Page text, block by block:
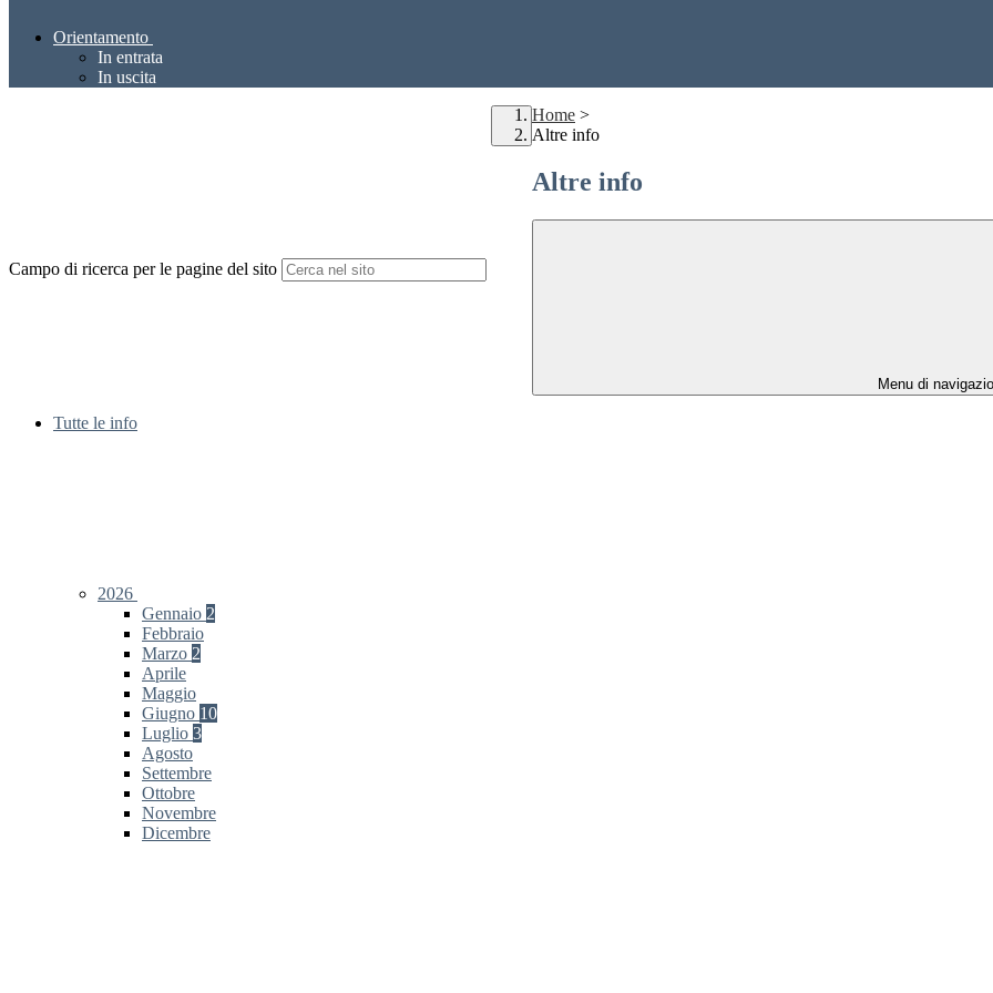
Orientamento
In entrata
In uscita
Campo di ricerca per le pagine del sito
Home >
Altre info
Altre info
Menu di
Tutte le info
2026
Gennaio 2
Febbraio
Marzo 2
Aprile
Maggio
Giugno 10
Luglio 3
Agosto
Settembre
Ottobre
Novembre
Dicembre